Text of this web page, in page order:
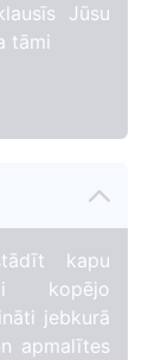
Jūsu
tāmi
kapu
kopējo
jebkurā
apmalītes